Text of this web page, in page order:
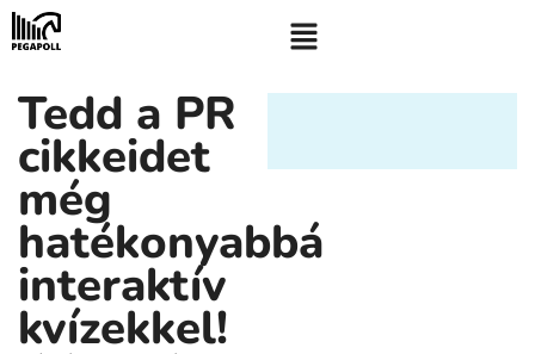
Tedd a PR
cikkeidet
még
hatékonyabbá
interaktív
kvízekkel!